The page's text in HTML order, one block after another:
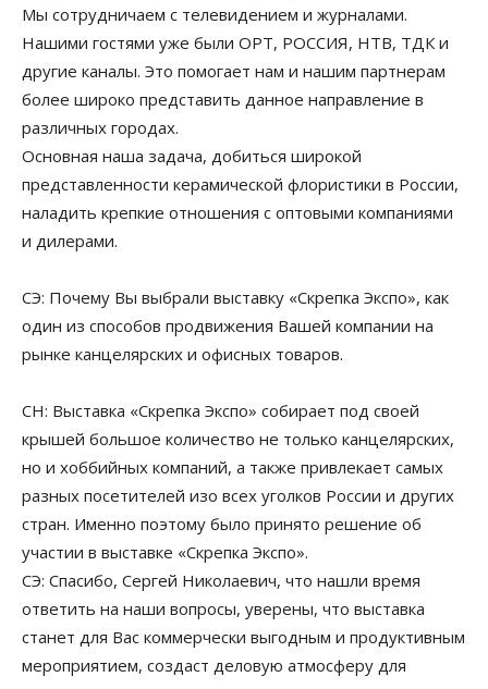
Мы сотрудничаем с телевидением и журналами.
Нашими гостями уже были ОРТ, РОССИЯ, НТВ, ТДК и
другие каналы. Это помогает нам и нашим партнерам
более широко представить данное направление в
различных городах.
Основная наша задача, добиться широкой
представленности керамической флористики в России,
наладить крепкие отношения с оптовыми компаниями
и дилерами.
СЭ: Почему Вы выбрали выставку «Скрепка Экспо», как
один из способов продвижения Вашей компании на
рынке канцелярских и офисных товаров.
СН: Выставка «Скрепка Экспо» собирает под своей
крышей большое количество не только канцелярских,
но и хоббийных компаний, а также привлекает самых
разных посетителей изо всех уголков России и других
стран. Именно поэтому было принято решение об
участии в выставке «Скрепка Экспо».
СЭ: Спасибо, Сергей Николаевич, что нашли время
ответить на наши вопросы, уверены, что выставка
станет для Вас коммерчески выгодным и продуктивным
мероприятием, создаст деловую атмосферу для